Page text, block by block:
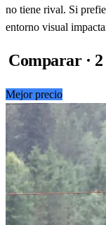
no tiene rival. Si
entorno visual
Comparar ·
Mejor precio